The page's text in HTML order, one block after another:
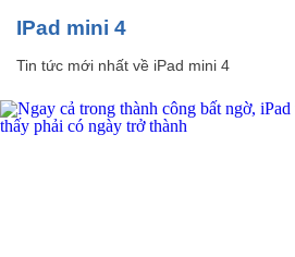
iPad mini 4
Tin tức mới nhất về iPad mini 4